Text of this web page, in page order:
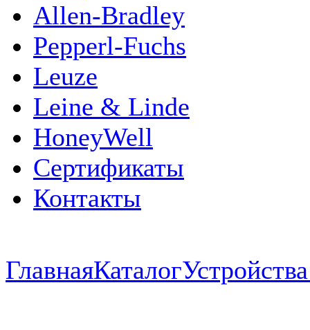
Allen-Bradley
Pepperl-Fuchs
Leuze
Leine & Linde
HoneyWell
Сертификаты
Контакты
ГлавнаяКаталог